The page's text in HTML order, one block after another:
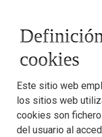
cookies
Este sitio web
los sitios web
cookies son
del usuario al